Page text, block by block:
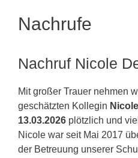
Nachrufe
Nachruf Nicole
Mit großer Trauer nehmen
geschätzten Kollegin
13.03.2026 plötzlich und
Nicole war seit Mai 2017
der Betreuung unserer